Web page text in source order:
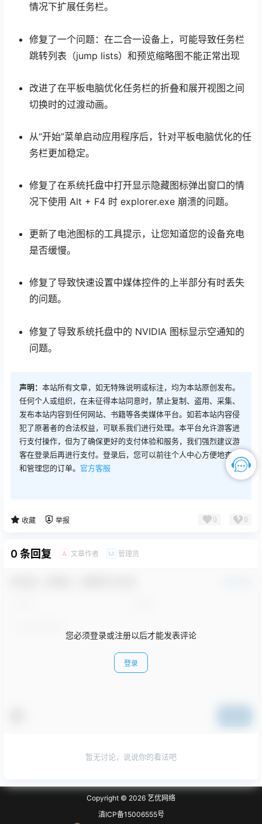
情况下扩展任务栏。
修复了一个问题：在二合一设备上，可能导致任务栏
跳转列表（jump lists）和预览缩略图不能正常出现
改进了在平板电脑优化任务栏的折叠和展开视图之间
切换时的过渡动画。
从“开始”菜单启动应用程序后，针对平板电脑优化的任
务栏更加稳定。
修复了在系统托盘中打开显示隐藏图标弹出窗口的情
况下使用 Alt + F4 时 explorer.exe 崩溃的问题。
更新了电池图标的工具提示，让您知道您的设备充电
是否缓慢。
修复了导致快速设置中媒体控件的上半部分有时丢失
的问题。
修复了导致系统托盘中的 NVIDIA 图标显示空通知的
问题。
声明： 本站所有文章，如无特殊说明或标注，均为本站原创发布。
任何个人或组织，在未征得本站同意时，禁止复制、盗用、采集、
发布本站内容到任何网站、书籍等各类媒体平台。如若本站内容侵
犯了原著者的合法权益，可联系我们进行处理。本平台允许游客进
行支付操作，但为了确保更好的支付体验和服务，我们强烈建议游
客在登录后再进行支付。登录后，您可以前往个人中心方便地查询
和管理您的订单。 官方客服
收藏 举报 0 0
0 条回复 A 文章作者 M 管理员
您必须登录或注册以后才能发表评论
登录
暂无讨论，说说你的看法吧
Copyright © 2026 艺优网络
滇ICP备15006555号